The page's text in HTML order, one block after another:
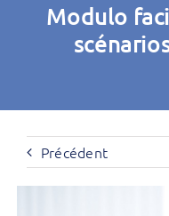
Publiez
Modulo
Précédent